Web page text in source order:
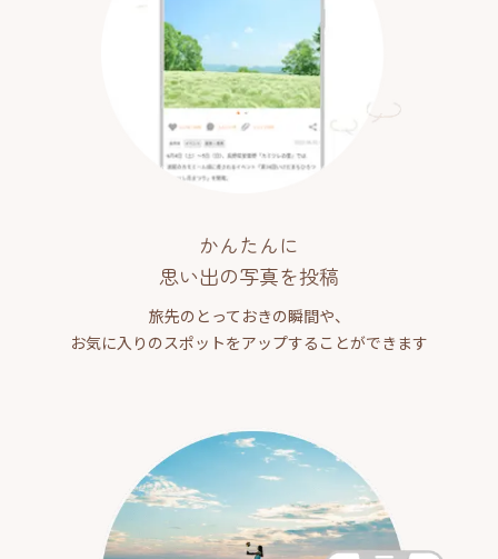
かんたんに
思い出の写真を投稿
旅先のとっておきの瞬間や、
お気に入りのスポットをアップすることができます